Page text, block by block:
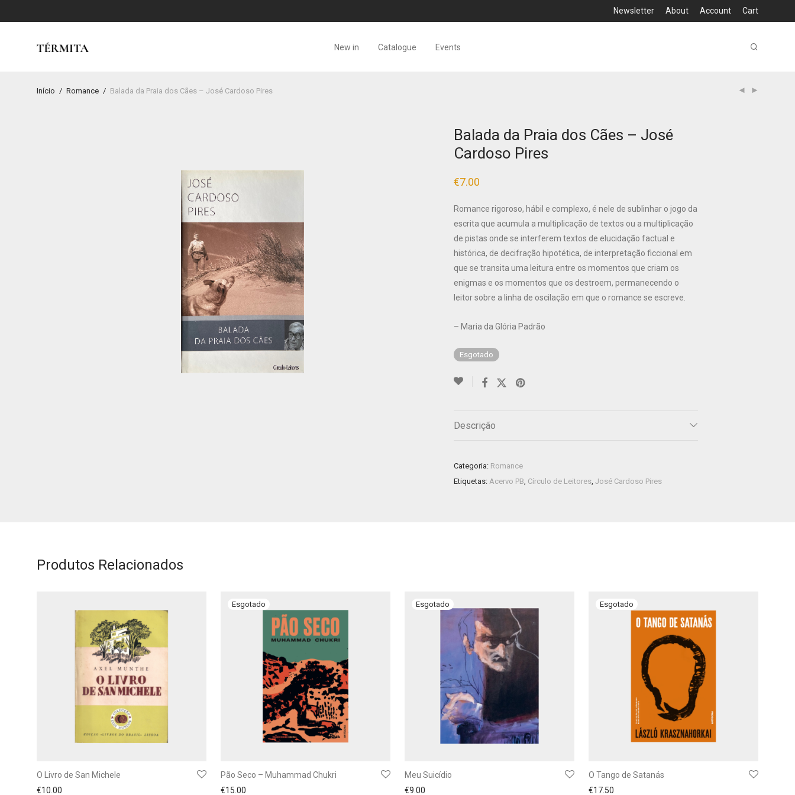
Newsletter About Account Cart
New in Catalogue Events
Início / Romance / Balada da Praia dos Cães – José Cardoso Pires
Balada da Praia dos Cães – José
Cardoso Pires
€7.00
Romance rigoroso, hábil e complexo, é nele de sublinhar o jogo da
escrita que acumula a multiplicação de textos ou a multiplicação
de pistas onde se interferem textos de elucidação factual e
histórica, de decifração hipotética, de interpretação ficcional em
que se transita uma leitura entre os momentos que criam os
enigmas e os momentos que os destroem, permanecendo o
leitor sobre a linha de oscilação em que o romance se escreve.
– Maria da Glória Padrão
Esgotado
Descrição
Categoria: Romance
Etiquetas: Acervo PB, Círculo de Leitores, José Cardoso Pires
Produtos Relacionados
O Livro de San Michele
€10.00
Pão Seco – Muhammad Chukri
€15.00
Meu Suicídio
€9.00
O Tango de Satanás
€17.50